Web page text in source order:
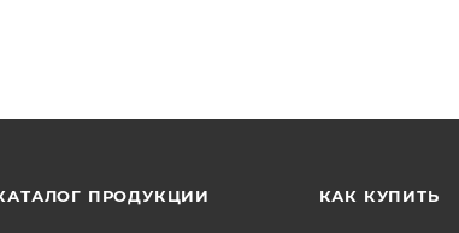
ПРОДУКЦИИ КАК КУПИТЬ